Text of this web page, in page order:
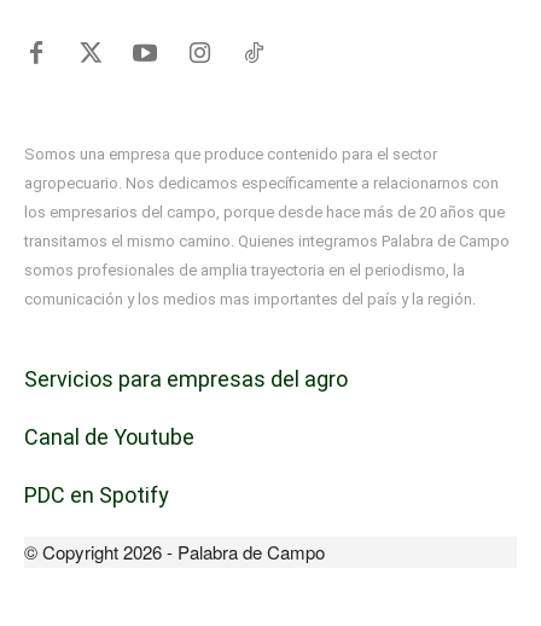
Somos una empresa que produce contenido para el sector
agropecuario. Nos dedicamos específicamente a relacionarnos con
los empresarios del campo, porque desde hace más de 20 años que
transitamos el mismo camino. Quienes integramos Palabra de Campo
somos profesionales de amplia trayectoria en el periodismo, la
comunicación y los medios mas importantes del país y la región.
Servicios para empresas del agro
Canal de Youtube
PDC en Spotify
© Copyright 2026 - Palabra de Campo